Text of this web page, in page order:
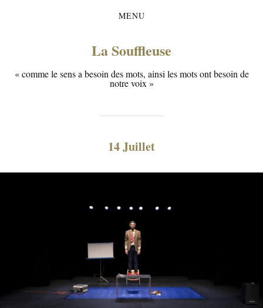
MENU
La Souffleuse
« comme le sens a besoin des mots, ainsi les mots ont besoin de
notre voix »
14 Juillet